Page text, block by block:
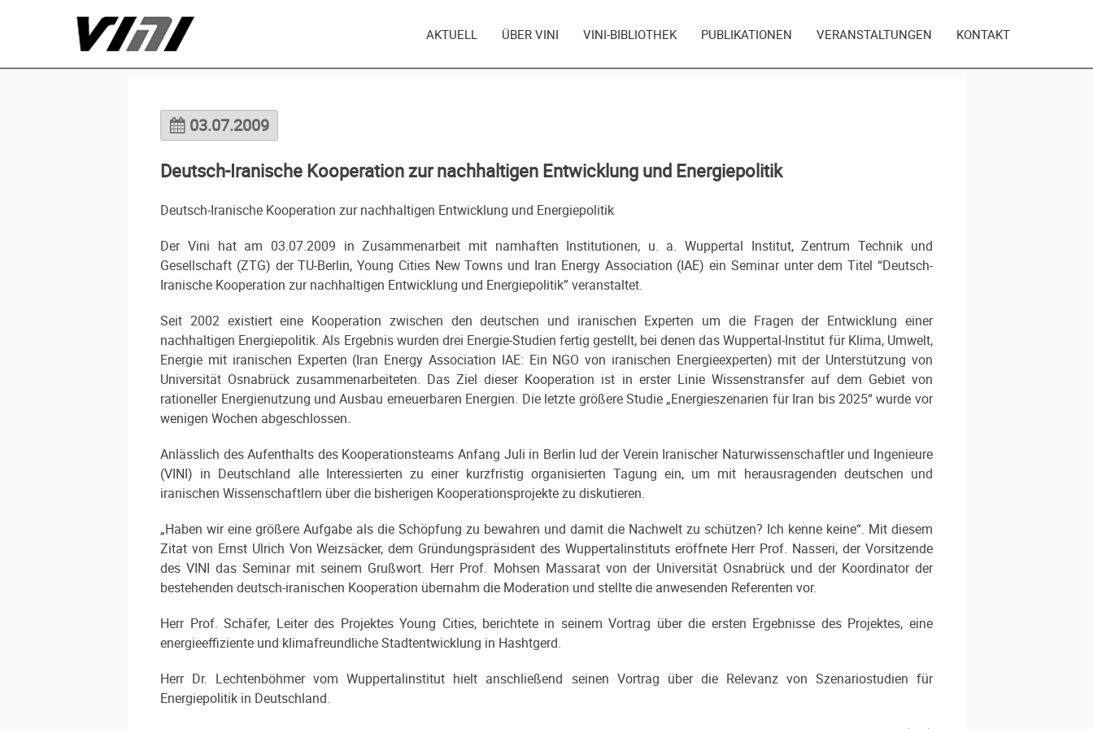
AKTUELL ÜBER VINI VINI-BIBLIOTHEK PUBLIKATIONEN VERANSTALTUNGEN KONTAKT
03.07.2009
Deutsch-Iranische Kooperation zur nachhaltigen Entwicklung und Energiepolitik
Deutsch-Iranische Kooperation zur nachhaltigen Entwicklung und Energiepolitik
Der Vini hat am 03.07.2009 in Zusammenarbeit mit namhaften Institutionen, u. a. Wuppertal Institut, Zentrum Technik und
Gesellschaft (ZTG) der TU-Berlin, Young Cities New Towns und Iran Energy Association (IAE) ein Seminar unter dem Titel “Deutsch-
Iranische Kooperation zur nachhaltigen Entwicklung und Energiepolitik” veranstaltet.
Seit 2002 existiert eine Kooperation zwischen den deutschen und iranischen Experten um die Fragen der Entwicklung einer
nachhaltigen Energiepolitik. Als Ergebnis wurden drei Energie-Studien fertig gestellt, bei denen das Wuppertal-Institut für Klima, Umwelt,
Energie mit iranischen Experten (Iran Energy Association IAE: Ein NGO von iranischen Energieexperten) mit der Unterstützung von
Universität Osnabrück zusammenarbeiteten. Das Ziel dieser Kooperation ist in erster Linie Wissenstransfer auf dem Gebiet von
rationeller Energienutzung und Ausbau erneuerbaren Energien. Die letzte größere Studie „Energieszenarien für Iran bis 2025“ wurde vor
wenigen Wochen abgeschlossen.
Anlässlich des Aufenthalts des Kooperationsteams Anfang Juli in Berlin lud der Verein Iranischer Naturwissenschaftler und Ingenieure
(VINI) in Deutschland alle Interessierten zu einer kurzfristig organisierten Tagung ein, um mit herausragenden deutschen und
iranischen Wissenschaftlern über die bisherigen Kooperationsprojekte zu diskutieren.
„Haben wir eine größere Aufgabe als die Schöpfung zu bewahren und damit die Nachwelt zu schützen? Ich kenne keine“. Mit diesem
Zitat von Ernst Ulrich Von Weizsäcker, dem Gründungspräsident des Wuppertalinstituts eröffnete Herr Prof. Nasseri, der Vorsitzende
des VINI das Seminar mit seinem Grußwort. Herr Prof. Mohsen Massarat von der Universität Osnabrück und der Koordinator der
bestehenden deutsch-iranischen Kooperation übernahm die Moderation und stellte die anwesenden Referenten vor.
Herr Prof. Schäfer, Leiter des Projektes Young Cities, berichtete in seinem Vortrag über die ersten Ergebnisse des Projektes, eine
energieeffiziente und klimafreundliche Stadtentwicklung in Hashtgerd.
Herr Dr. Lechtenböhmer vom Wuppertalinstitut hielt anschließend seinen Vortrag über die Relevanz von Szenariostudien für
Energiepolitik in Deutschland.